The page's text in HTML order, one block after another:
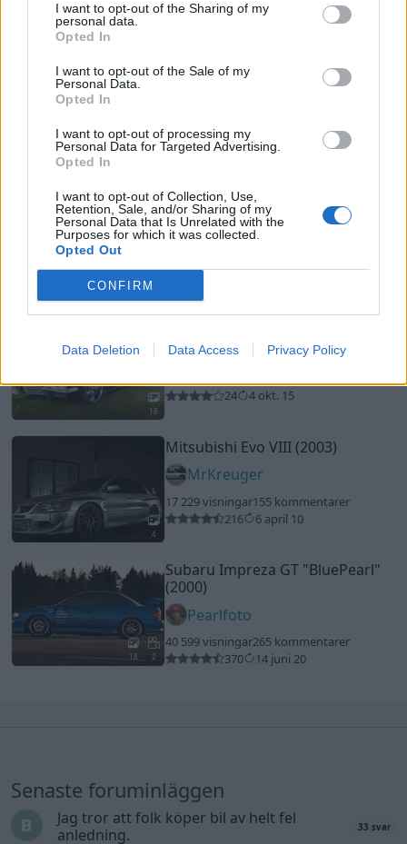
I want to opt-out of the Sharing of my
personal data.
Opted In
I want to opt-out of the Sale of my
Personal Data.
Opted In
I want to opt-out of processing my
Personal Data for Targeted Advertising.
Opted In
I want to opt-out of Collection, Use,
Retention, Sale, and/or Sharing of my
Personal Data that Is Unrelated with the
Purposes for which it was collected.
Opted Out
CONFIRM
Data Deletion Data Access Privacy Policy
476 kommentarer
Fiat 600 ABARTH (1968)
54 881 visningar 297 kommentarer
388
10 okt. 14
20
Chevrolet Bel Air .
(1956)
GAAS
59 078 visningar257 kommentarer
18
Theriac
24
4 okt. 15
4
Mitsubishi Evo VIII (2003)
MrKreuger
17 229 visningar155 kommentarer
216
6 april 10
18 2
Subaru Impreza GT "BluePearl"
(2000)
Pearlfoto
40 599 visningar265 kommentarer
370
14 juni 20
Senaste foruminläggen
Jag tror att folk köper bil av helt fel
anledning.
33 svar